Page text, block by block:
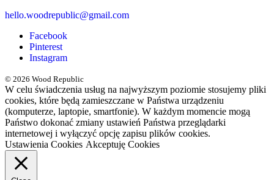
hello.woodrepublic@gmail.com
Facebook
Pinterest
Instagram
© 2026 Wood Republic
W celu świadczenia usług na najwyższym poziomie stosujemy pliki
cookies, które będą zamieszczane w Państwa urządzeniu
(komputerze, laptopie, smartfonie). W każdym momencie mogą
Państwo dokonać zmiany ustawień Państwa przeglądarki
internetowej i wyłączyć opcję zapisu plików cookies.
Ustawienia Cookies Akceptuję Cookies